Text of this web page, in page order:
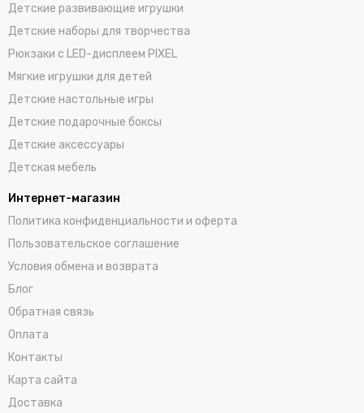
Детские развивающие игрушки
Детские наборы для творчества
Рюкзаки с LED-дисплеем PIXEL
Мягкие игрушки для детей
Детские настольные игры
Детские подарочные боксы
Детские аксессуары
Детская мебель
Интернет-магазин
Политика конфиденциальности и оферта
Пользовательское соглашение
Условия обмена и возврата
Блог
Обратная связь
Оплата
Контакты
Карта сайта
Доставка